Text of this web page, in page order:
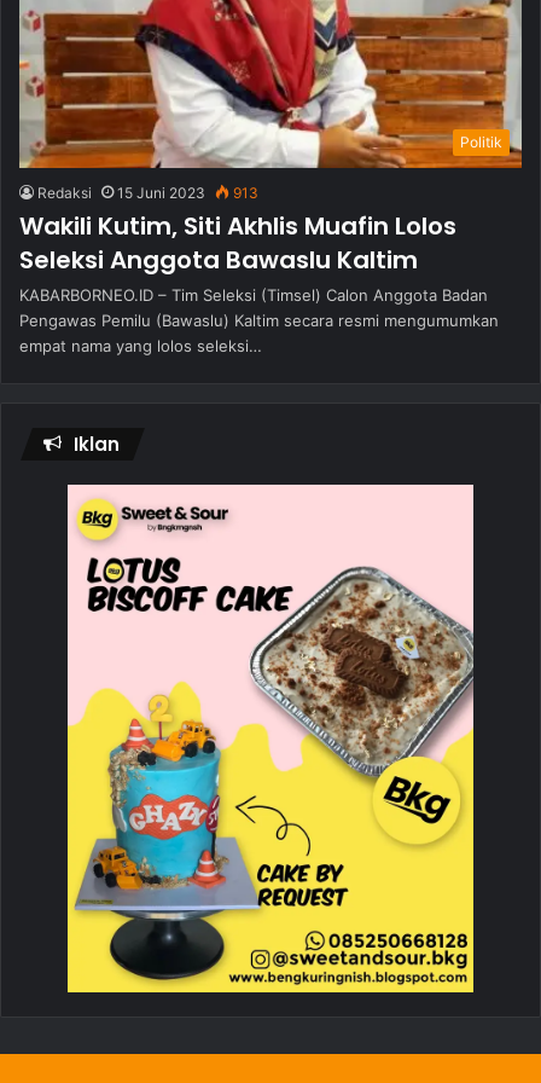
Politik
Redaksi 15 Juni 2023 913
Wakili Kutim, Siti Akhlis Muafin Lolos
Seleksi Anggota Bawaslu Kaltim
KABARBORNEO.ID – Tim Seleksi (Timsel) Calon Anggota Badan
Pengawas Pemilu (Bawaslu) Kaltim secara resmi mengumumkan
empat nama yang lolos seleksi…
Iklan